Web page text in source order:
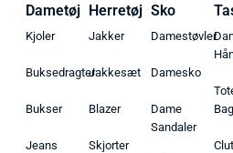
Dametøj
Kjoler
Buksedragter
Bukser
Jeans
Herretøj
Jakker
Jakkesæt
Blazer
Skjorter
Sko
Damestøvler
Damesko
Dame
Sandaler
Bag